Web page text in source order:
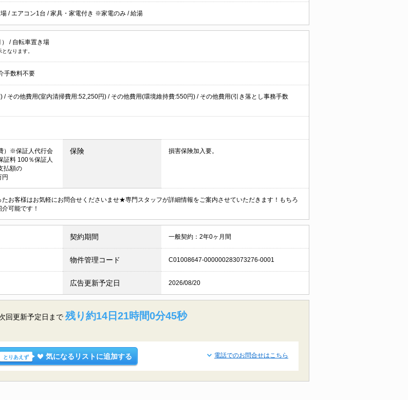
/ エアコン1台 /家具・家電付き ※家電のみ /給湯
） / 自転車置き場
なります。
手数料不要
/ その他費用(室内清掃費用:52,250円) / その他費用(環境維持費:550円) / その他費用(引き落とし事務手数
）※保証人代行会
証料 100％保証人
払額の
円
保険 損害保険加入要。
お客様はお気軽にお問合せくださいませ★専門スタッフが詳細情報をご案内させていただきます！もちろ
可能です！
契約期間 一般契約：2年0ヶ月間
物件管理コード C01008647-000000283073276-0001
広告更新予定日 2026/08/20
回更新予定日まで 残り約14日21時間0分44秒
とりあえず 気になるリストに追加する 電話でのお問合せはこちら